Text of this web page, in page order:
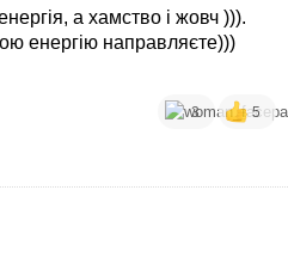
а хамство і жовч ))).
енергію направляєте)))
3 5